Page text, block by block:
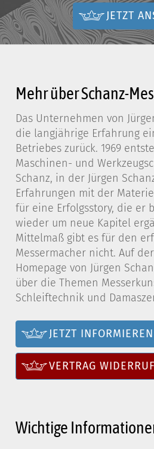
JETZT
Mehr über Schanz-
Das Unternehmen von
die langjährige Erfahrung
Betriebes zurück. 1969
Maschinen- und
Schanz, in der Jürgen
Erfahrungen mit der
für eine Erfolgsstory, die er
wieder um neue Kapitel
Mittelmaß gibt es für den
Messermacher nicht. Auf
Homepage von Jürgen
über die Themen
Schleiftechnik und
JETZT INFORMIEREN
VERTRAG
Wichtige